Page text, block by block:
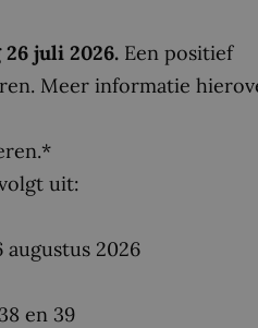
juli 2026. Een positief
Meer informatie
uit:
2026
en 39